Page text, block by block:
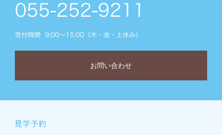
お問い合わせ